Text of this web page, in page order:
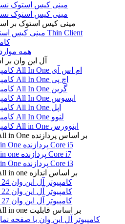
مینی کیس استوک
مینی کیس استوک
مینی کیس استوک بر
مینی کیس استوک Thin Client
همه
آل این وان بر
کامپیوتر All In One ام اس آی
کامپیوتر All In One اچ پی
کامپیوتر All In One گرین
کامپیوتر All In One ایسوس
کامپیوتر All In One اپل
کامپیوتر All In One لنوو
کامپیوتر All in One اینوورس
کامپیوتر All in One بر اساس پردازنده
All in One پردازنده Core i5
All in one پردازنده Core i7
All in One پردازنده Core i3
کامپیوتر All in one بر اساس اندازه
کامپیوتر آل این وان 24 اینچ
کامپیوتر آل این وان 22 اینچ
کامپیوتر آل این وان 27 اینچ
کامپیوتر All in one بر اساس قابلیت
کامپیوتر آل این وان با صفحه